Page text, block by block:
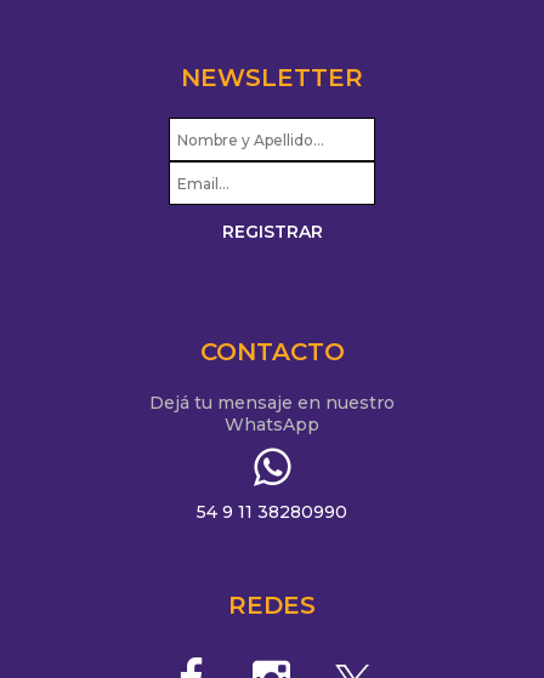
NEWSLETTER
CONTACTO
Dejá tu mensaje en nuestro
WhatsApp
54 9 11 38280990
REDES